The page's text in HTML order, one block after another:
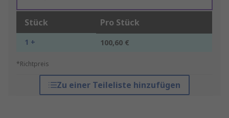
Stück Pro Stück
1 + 100,60 €
*Richtpreis
Zu einer Teileliste hinzufügen